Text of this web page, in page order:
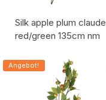
Silk apple plum claude
red/green 135cm nm
Artikelcode:
Angebot!